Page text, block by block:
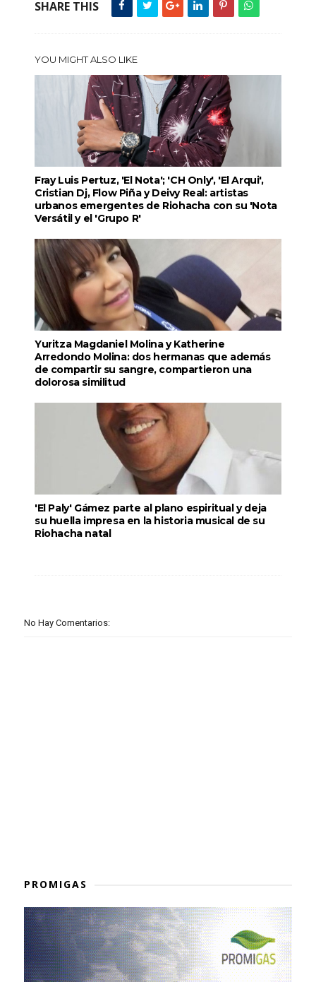
SHARE THIS
YOU MIGHT ALSO LIKE
Fray Luis Pertuz, 'El Nota'; 'CH Only', 'El Arqui',
Cristian Dj, Flow Piña y Deivy Real: artistas
urbanos emergentes de Riohacha con su 'Nota
Versátil y el 'Grupo R'
Yuritza Magdaniel Molina y Katherine
Arredondo Molina: dos hermanas que además
de compartir su sangre, compartieron una
dolorosa similitud
'El Paly' Gámez parte al plano espiritual y deja
su huella impresa en la historia musical de su
Riohacha natal
No Hay Comentarios:
PROMIGAS